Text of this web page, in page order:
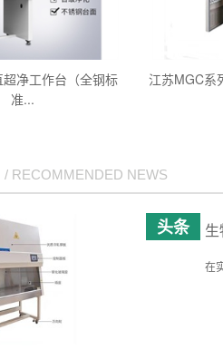
净工作台（全钢标
准...
江苏MGC系
/ RECOMMENDED NEWS
在